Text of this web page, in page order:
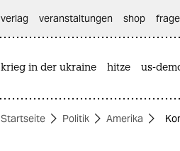
themen
verlag
veranstaltungen shop
krieg in der ukraine hitze us-
Startseite Politik Amerika